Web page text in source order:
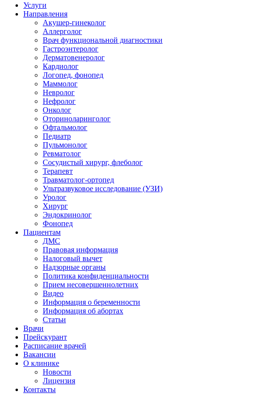
Услуги
Направления
Акушер-гинеколог
Аллерголог
Врач функциональной диагностики
Гастроэнтеролог
Дерматовенеролог
Кардиолог
Логопед, фонопед
Маммолог
Невролог
Нефролог
Онколог
Оториноларинголог
Офтальмолог
Педиатр
Пульмонолог
Ревматолог
Сосудистый хирург, флеболог
Терапевт
Травматолог-ортопед
Ультразвуковое исследование (УЗИ)
Уролог
Хирург
Эндокринолог
Фонопед
Пациентам
ДМС
Правовая информация
Налоговый вычет
Надзорные органы
Политика конфиденциальности
Прием несовершеннолетних
Видео
Информация о беременности
Информация об абортах
Статьи
Врачи
Прейскурант
Расписание врачей
Вакансии
О клинике
Новости
Лицензия
Контакты